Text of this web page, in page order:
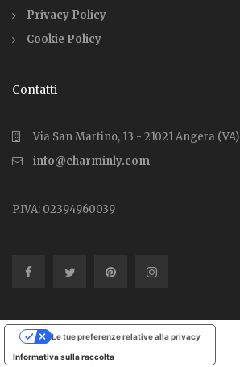
Privacy Policy
Cookie Policy
Contatti
Via San Martino, 13 - 21021 Angera (VA)
info@charminly.com
P.IVA: 02394960039
Informativa sulla raccolta
Le tue preferenze relative alla privacy